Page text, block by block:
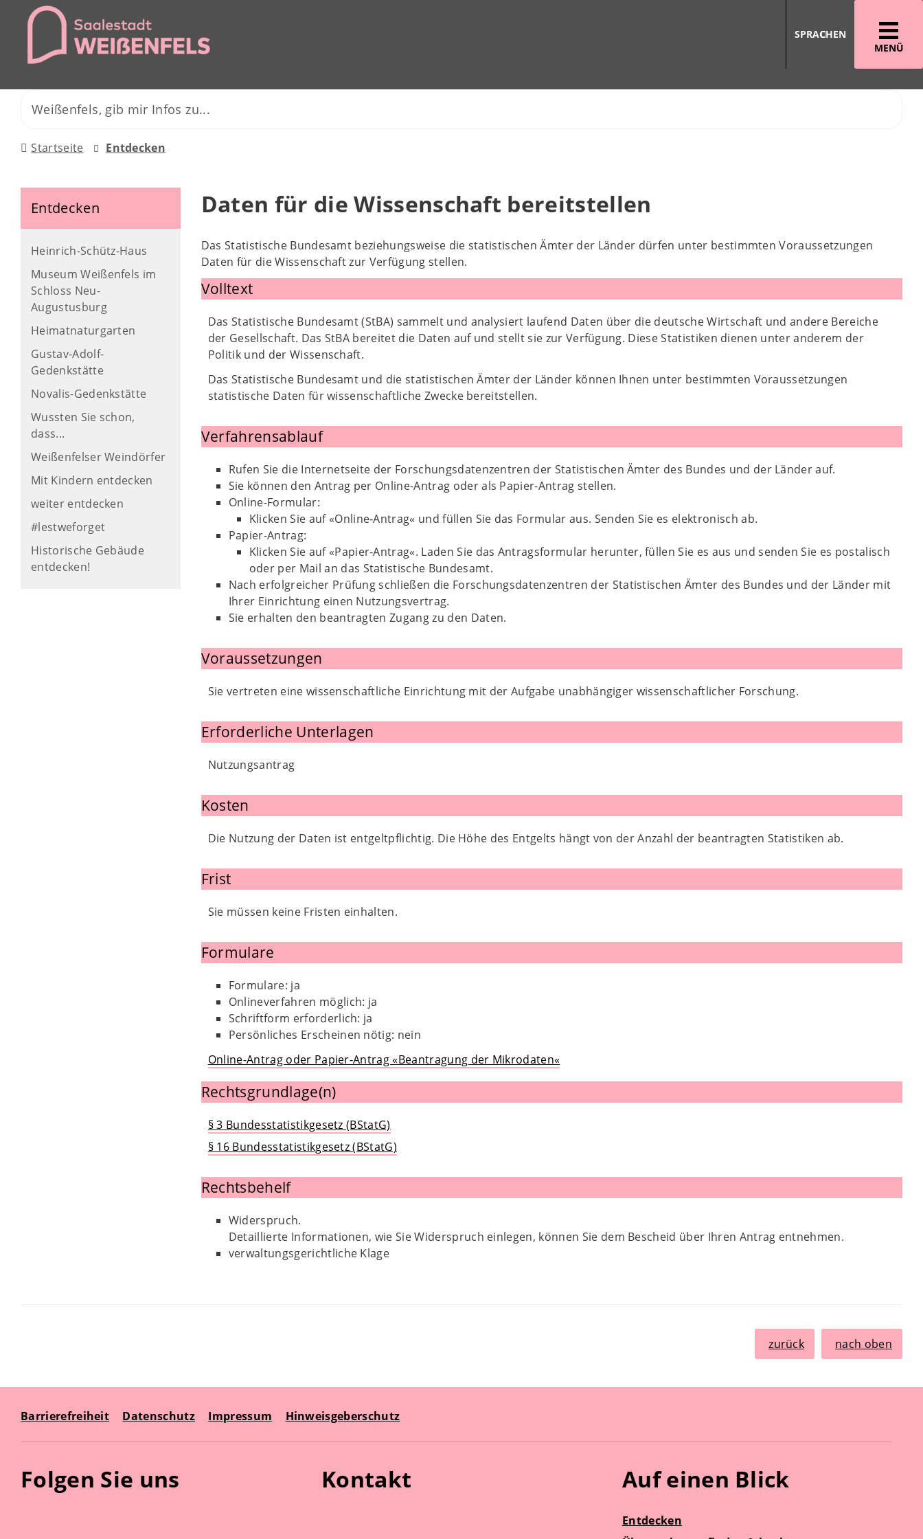
MENÜ
SPRACHEN
Startseite Entdecken
Entdecken
Heinrich-Schütz-Haus
Museum Weißenfels im
Schloss Neu-
Augustusburg
Heimatnaturgarten
Gustav-Adolf-
Gedenkstätte
Novalis-Gedenkstätte
Wussten Sie schon,
dass...
Weißenfelser Weindörfer
Mit Kindern entdecken
weiter entdecken
#lestweforget
Historische Gebäude
entdecken!
Daten für die Wissenschaft bereitstellen
Das Statistische Bundesamt beziehungsweise die statistischen Ämter der Länder dürfen unter bestimmten Voraussetzungen
Daten für die Wissenschaft zur Verfügung stellen.
Volltext
Das Statistische Bundesamt (StBA) sammelt und analysiert laufend Daten über die deutsche Wirtschaft und andere Bereiche
der Gesellschaft. Das StBA bereitet die Daten auf und stellt sie zur Verfügung. Diese Statistiken dienen unter anderem der
Politik und der Wissenschaft.
Das Statistische Bundesamt und die statistischen Ämter der Länder können Ihnen unter bestimmten Voraussetzungen
statistische Daten für wissenschaftliche Zwecke bereitstellen.
Verfahrensablauf
Rufen Sie die Internetseite der Forschungsdatenzentren der Statistischen Ämter des Bundes und der Länder auf.
Sie können den Antrag per Online-Antrag oder als Papier-Antrag stellen.
Online-Formular:
Klicken Sie auf «Online-Antrag« und füllen Sie das Formular aus. Senden Sie es elektronisch ab.
Papier-Antrag:
Klicken Sie auf «Papier-Antrag«. Laden Sie das Antragsformular herunter, füllen Sie es aus und senden Sie es postalisch
oder per Mail an das Statistische Bundesamt.
Nach erfolgreicher Prüfung schließen die Forschungsdatenzentren der Statistischen Ämter des Bundes und der Länder mit
Ihrer Einrichtung einen Nutzungsvertrag.
Sie erhalten den beantragten Zugang zu den Daten.
Voraussetzungen
Sie vertreten eine wissenschaftliche Einrichtung mit der Aufgabe unabhängiger wissenschaftlicher Forschung.
Erforderliche Unterlagen
Nutzungsantrag
Kosten
Die Nutzung der Daten ist entgeltpflichtig. Die Höhe des Entgelts hängt von der Anzahl der beantragten Statistiken ab.
Frist
Sie müssen keine Fristen einhalten.
Formulare
Formulare: ja
Onlineverfahren möglich: ja
Schriftform erforderlich: ja
Persönliches Erscheinen nötig: nein
Online-Antrag oder Papier-Antrag «Beantragung der Mikrodaten«
Rechtsgrundlage(n)
§ 3 Bundesstatistikgesetz (BStatG)
§ 16 Bundesstatistikgesetz (BStatG)
Rechtsbehelf
Widerspruch.
Detaillierte Informationen, wie Sie Widerspruch einlegen, können Sie dem Bescheid über Ihren Antrag entnehmen.
verwaltungsgerichtliche Klage
zurück nach oben
Barrierefreiheit Datenschutz Impressum Hinweisgeberschutz
Folgen Sie uns Kontakt Auf einen Blick
Entdecken